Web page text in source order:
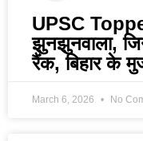
UPSC
झुनझुनवाला,
रैंक, बिहार के
March 6, 2026 No